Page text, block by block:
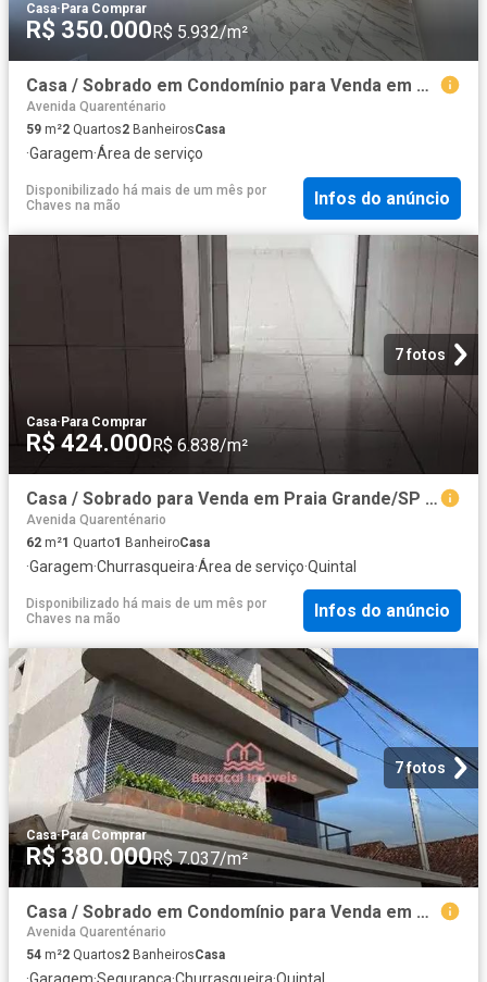
Casa· Para Comprar
R$ 350.000 R$ 5.932/m²
Casa / Sobrado em Condomínio para Venda em Praia Grande/SP Tude Bastos Sítio do Campo 2 Quartos
Avenida Quarenténario
59 m²2 Quartos2 BanheirosCasa
·Garagem·Área de serviço
Disponibilizado há mais de um mês por
Chaves na mão
Infos do anúncio
7 fotos
Casa· Para Comprar
R$ 424.000R$ 6.838/m²
Casa / Sobrado para Venda em Praia Grande/SP Guilhermina 1 Quartos
Avenida Quarenténario
62 m²1 Quarto1 BanheiroCasa
·Garagem·Churrasqueira·Área de serviço·Quintal
Disponibilizado há mais de um mês por
Chaves na mão
Infos do anúncio
7 fotos
Casa·Para Comprar
R$ 380.000R$ 7.037/m²
Casa / Sobrado em Condomínio para Venda em Praia Grande/SP Tupi 2 Quartos
Avenida Quarenténario
54 m²2 Quartos2 BanheirosCasa